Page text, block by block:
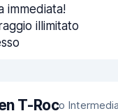
immediata!
illimitato
T-Roco